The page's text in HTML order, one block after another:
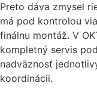
Preto dáva zmysel
má pod kontrolou
finálnu montáž. V
kompletný servis
nadväznosť
koordinácii.